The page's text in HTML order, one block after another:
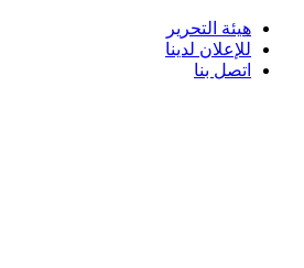
هيئة التحرير
للإعلان لدينا
اتصل بنا